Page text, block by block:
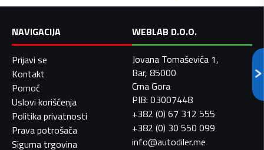
NAVIGACIJA
Prijavi se
Kontakt
Pomoć
Uslovi korišćenja
Politika privatnosti
Prava potrošača
Sigurna trgovina
WEBLAB D.O.O.
Jovana Tomaševića 1,
Bar, 85000
Crna Gora
PIB: 03007448
+382 (0) 67 312 555
+382 (0) 30 550 099
info@autodiler.me